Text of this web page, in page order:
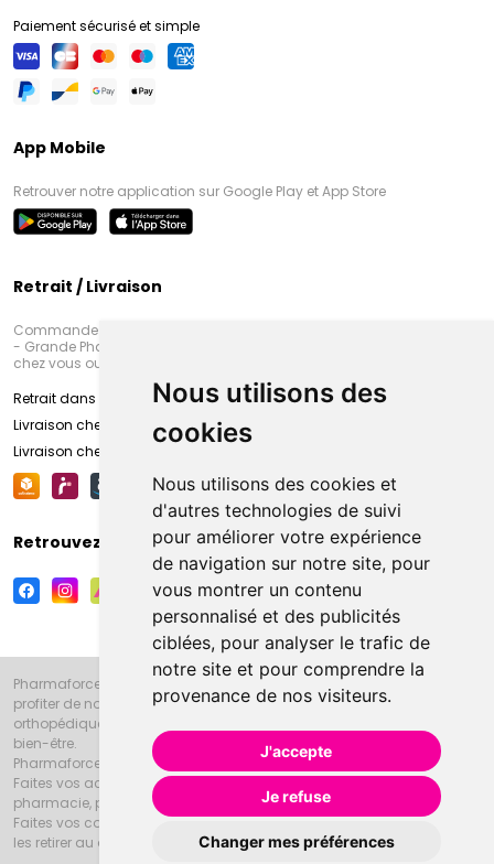
Nous utilisons des
cookies
Nous utilisons des cookies et
d'autres technologies de suivi
pour améliorer votre expérience
de navigation sur notre site, pour
vous montrer un contenu
personnalisé et des publicités
ciblées, pour analyser le trafic de
notre site et pour comprendre la
provenance de nos visiteurs.
J'accepte
Je refuse
Changer mes préférences
Paiement sécurisé et simple
App Mobile
Retrouver notre application sur Google Play et App Store
Retrait / Livraison
Commandez en ligne et venez chercher votre commande à Amiens
- Grande Pharmacie d’Amiens (Fachon) ou recevez-là rapidement
chez vous ou en point retrait
Retrait dans la pharmacie d’Amiens
Livraison chez vous
Livraison chez votre commerçant
Retrouvez-nous sur vos réseaux sociaux
Pharmaforce.fr et la Grande Pharmacie d’Amiens vous souhaitent de
profiter de notre accueil, de nos conseils pharmaceutiques,
orthopédiques, homéopathiques, parapharmaceutiques, beauté et
bien-être.
Pharmaforce.fr est le site internet de la Grande Pharmacie d’Amiens.
Faites vos achats en ligne grâce à un choix de 20000 références en
pharmacie, parapharmacie, diététique et animaux (vétérinaire).
Faites vos courses de pharmacie et parapharmacie en ligne et venez
les retirer au drive ou vous les faire livrer à domicile.